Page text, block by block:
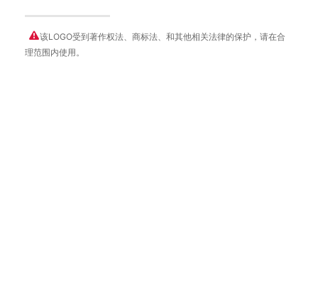
该LOGO受到著作权法、商标法、和其他相关法律的保护，请在合
理范围内使用。